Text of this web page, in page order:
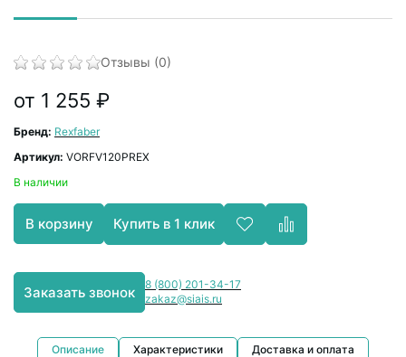
Отзывы (0)
от 1 255 ₽
Бренд: Rexfaber
Артикул: VORFV120PREX
В наличии
В корзину Купить в 1 клик
Заказать звонок
8 (800) 201-34-17
zakaz@siais.ru
Описание Характеристики Доставка и оплата